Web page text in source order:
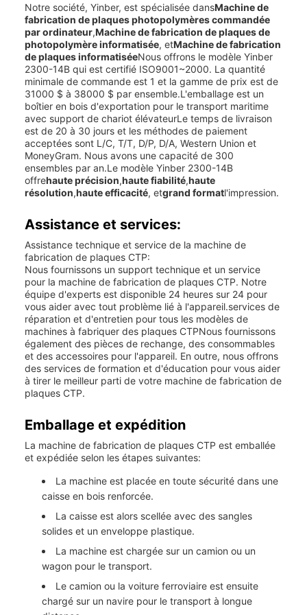
Notre société, Yinber, est spécialisée dansMachine de
fabrication de plaques photopolymères commandée
par ordinateur,Machine de fabrication de plaques de
photopolymère informatisée, etMachine de fabrication
de plaques informatiséeNous offrons le modèle Yinber
2300-14B qui est certifié ISO9001~2000. La quantité
minimale de commande est 1 et la gamme de prix est de
31000 $ à 38000 $ par ensemble.L'emballage est un
boîtier en bois d'exportation pour le transport maritime
avec support de chariot élévateurLe temps de livraison
est de 20 à 30 jours et les méthodes de paiement
acceptées sont L/C, T/T, D/P, D/A, Western Union et
MoneyGram. Nous avons une capacité de 300
ensembles par an.Le modèle Yinber 2300-14B
offrehaute précision,haute fiabilité,haute
résolution,haute efficacité, etgrand formatl'impression.
Assistance et services:
Assistance technique et service de la machine de
fabrication de plaques CTP:
Nous fournissons un support technique et un service
pour la machine de fabrication de plaques CTP. Notre
équipe d'experts est disponible 24 heures sur 24 pour
vous aider avec tout problème lié à l'appareil.services de
réparation et d'entretien pour tous les modèles de
machines à fabriquer des plaques CTPNous fournissons
également des pièces de rechange, des consommables
et des accessoires pour l'appareil. En outre, nous offrons
des services de formation et d'éducation pour vous aider
à tirer le meilleur parti de votre machine de fabrication de
plaques CTP.
Emballage et expédition
La machine de fabrication de plaques CTP est emballée
et expédiée selon les étapes suivantes:
La machine est placée en toute sécurité dans une
caisse en bois renforcée.
La caisse est alors scellée avec des sangles
solides et un enveloppe plastique.
La machine est chargée sur un camion ou un
wagon pour le transport.
Le camion ou la voiture ferroviaire est ensuite
chargé sur un navire pour le transport à longue